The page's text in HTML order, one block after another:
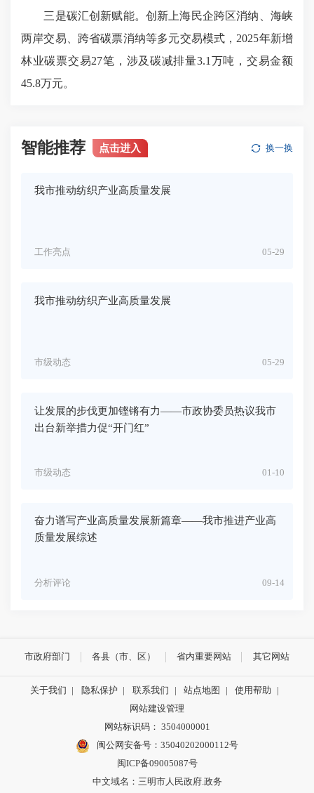
三是碳汇创新赋能。创新上海民企跨区消纳、海峡
两岸交易、跨省碳票消纳等多元交易模式，2025年新增
林业碳票交易27笔，涉及碳减排量3.1万吨，交易金额
45.8万元。
智能推荐 点击进入 换一换
我市推动纺织产业高质量发展
05-29
工作亮点
我市推动纺织产业高质量发展
05-29
市级动态
让发展的步伐更加铿锵有力——市政协委员热议我市
出台新举措力促“开门红”
01-10
市级动态
奋力谱写产业高质量发展新篇章——我市推进产业高
质量发展综述
09-14
分析评论
市政府部门 各县（市、区） 省内重要网站 其它网站
关于我们 | 隐私保护 | 联系我们 | 站点地图 | 使用帮助
|
网站建设管理
网站标识码： 3504000001
闽公网安备号：35040202000112号
闽ICP备09005087号
中文域名：三明市人民政府.政务